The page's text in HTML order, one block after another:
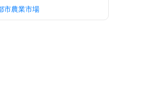
市農業市場